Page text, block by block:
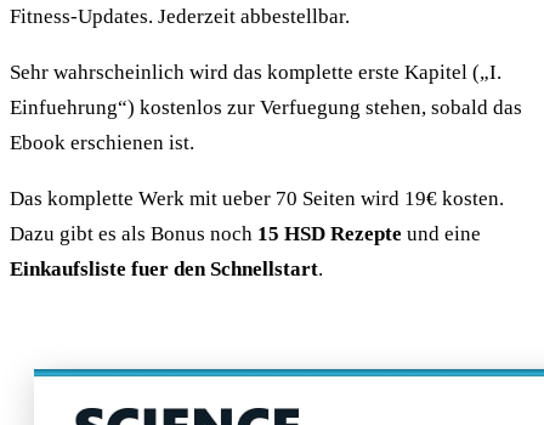
Fitness-Updates. Jederzeit abbestellbar.
Sehr wahrscheinlich wird das komplette erste Kapitel („I.
Einfuehrung“) kostenlos zur Verfuegung stehen, sobald das
Ebook erschienen ist.
Das komplette Werk mit ueber 70 Seiten wird 19€ kosten.
Dazu gibt es als Bonus noch 15 HSD Rezepte und eine
Einkaufsliste fuer den Schnellstart.